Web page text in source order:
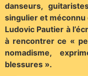
danseurs,
singulier et méconnu
Ludovic Pautier à
à rencontrer ce «
nomadisme,
blessures ».